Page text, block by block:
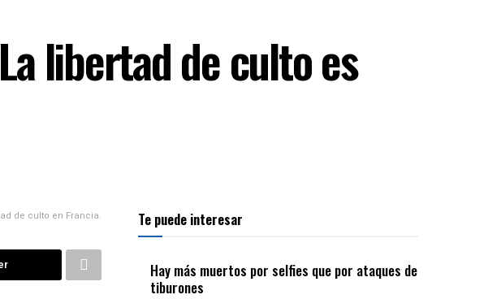
libertad de culto es
de culto en Francia. Te puede interesar
Hay más muertos por selfies que por ataques de
tiburones